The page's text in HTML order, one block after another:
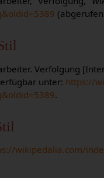
Verfolgung
unter: https://
.
wikipedalia.com/